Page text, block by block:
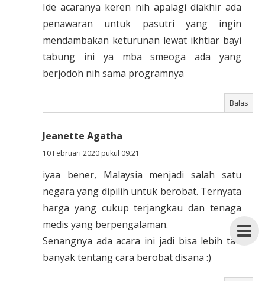
Ide acaranya keren nih apalagi diakhir ada
penawaran untuk pasutri yang ingin
mendambakan keturunan lewat ikhtiar bayi
tabung ini ya mba smeoga ada yang
berjodoh nih sama programnya
Balas
Jeanette Agatha
10 Februari 2020 pukul 09.21
iyaa bener, Malaysia menjadi salah satu
negara yang dipilih untuk berobat. Ternyata
harga yang cukup terjangkau dan tenaga
medis yang berpengalaman.
Senangnya ada acara ini jadi bisa lebih tau
banyak tentang cara berobat disana :)